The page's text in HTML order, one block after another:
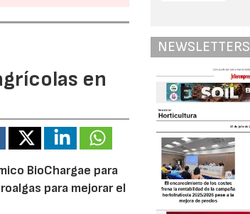
en
BioChargae para
para mejorar el
NEWSLETTERS